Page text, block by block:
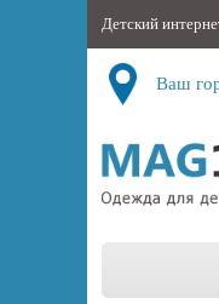
Детский
Ваш